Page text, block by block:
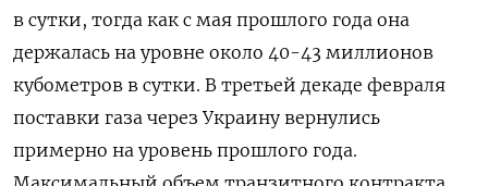
в сутки, тогда как с мая прошлого года она
держалась на уровне около 40-43 миллионов
кубометров в сутки. В третьей декаде февраля
поставки газа через Украину вернулись
примерно на уровень прошлого года.